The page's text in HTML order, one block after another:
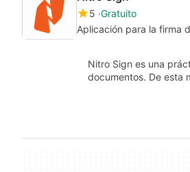
5 Gratuito
Aplicación para la firma
Nitro Sign es una
documentos. De esta